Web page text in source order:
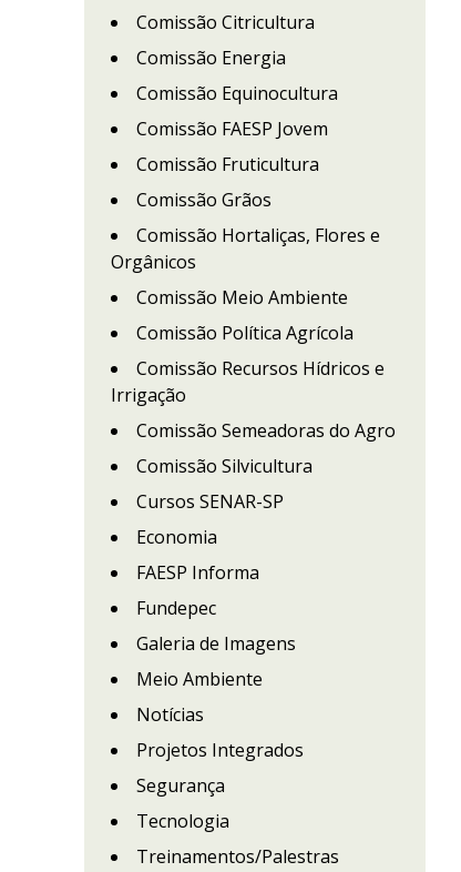
Comissão Citricultura
Comissão Energia
Comissão Equinocultura
Comissão FAESP Jovem
Comissão Fruticultura
Comissão Grãos
Comissão Hortaliças, Flores e
Orgânicos
Comissão Meio Ambiente
Comissão Política Agrícola
Comissão Recursos Hídricos e
Irrigação
Comissão Semeadoras do Agro
Comissão Silvicultura
Cursos SENAR-SP
Economia
FAESP Informa
Fundepec
Galeria de Imagens
Meio Ambiente
Notícias
Projetos Integrados
Segurança
Tecnologia
Treinamentos/Palestras